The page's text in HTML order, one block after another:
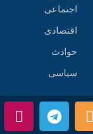
اجتماعی
اقتصادی
حوادث
سیاسی